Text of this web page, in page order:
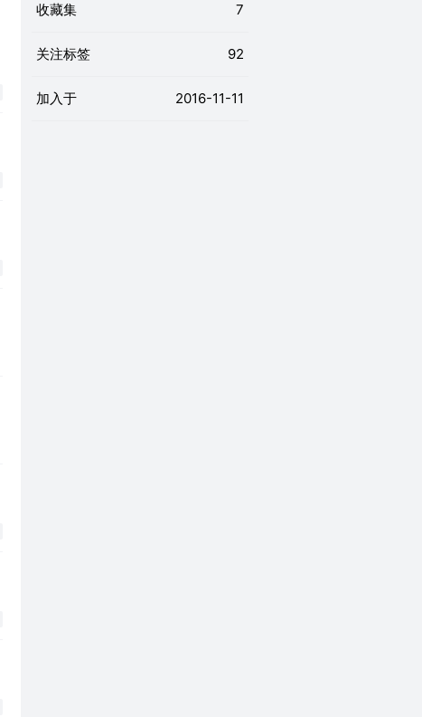
收藏集 7
关注标签 92
加入于 2016-11-11